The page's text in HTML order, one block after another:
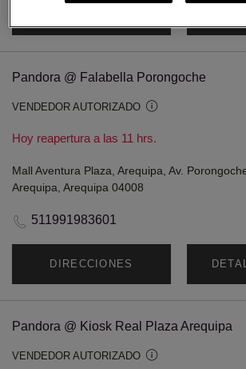
Pandora @ Falabella Porongoche
VENDEDOR AUTORIZADO
Hoy reapertura a las 11 hrs.
Mall Aventura Plaza, Arequipa, Av.
Arequipa, Arequipa 04008
511991983601
DIRECCIONES
Pandora @ Kiosk Real Plaza Arequipa
VENDEDOR AUTORIZADO